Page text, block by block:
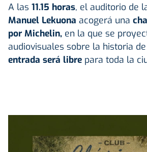
A las 11.15 horas, el auditorio de
Manuel Lekuona acogerá una
por Michelin, en la que se
audiovisuales sobre la historia
entrada será libre para toda la